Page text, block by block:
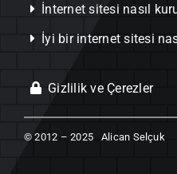
İnternet sitesi nasıl
İyi bir internet sitesi
Gizlilik ve Çerezler
© 2012 – 2025 Alican Selçuk